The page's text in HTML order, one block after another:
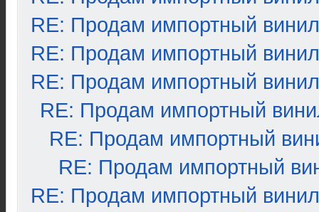
RE: Продам импортный винил
RE: Продам импортный винил
RE: Продам импортный винил
RE: Продам импортный
RE: Продам импортный
RE: Продам импортный
RE: Продам импортный винил